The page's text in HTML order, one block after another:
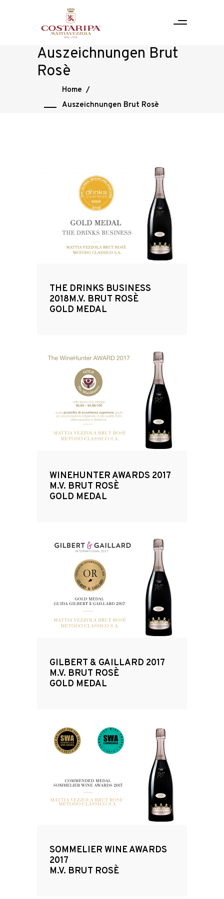
Auszeichnungen Brut
Rosè
Home /
Auszeichnungen Brut Rosè
THE DRINKS BUSINESS
2018M.V. BRUT ROSÈ
GOLD MEDAL
WINEHUNTER AWARDS 2017
M.V. BRUT ROSÈ
GOLD MEDAL
GILBERT & GAILLARD 2017
M.V. BRUT ROSÈ
GOLD MEDAL
SOMMELIER WINE AWARDS
2017
M.V. BRUT ROSÈ